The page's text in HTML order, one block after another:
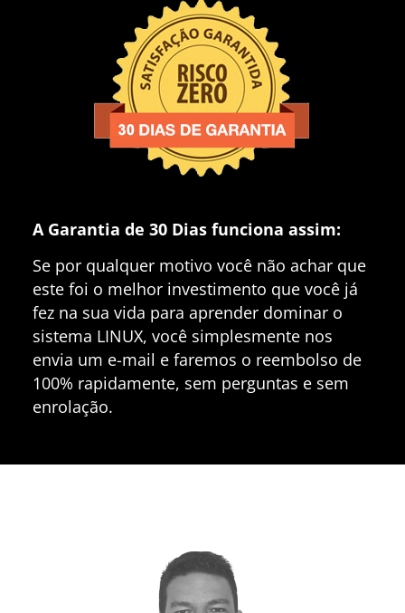
A Garantia de 30 Dias funciona assim:
Se por qualquer motivo você não achar que
este foi o melhor investimento que você já
fez na sua vida para aprender dominar o
sistema LINUX, você simplesmente nos
envia um e-mail e faremos o reembolso de
100% rapidamente, sem perguntas e sem
enrolação.